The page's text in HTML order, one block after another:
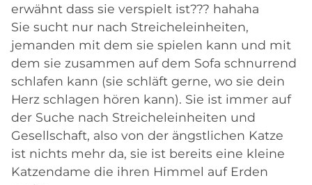
erwähnt dass sie verspielt ist??? hahaha
Sie sucht nur nach Streicheleinheiten,
jemanden mit dem sie spielen kann und mit
dem sie zusammen auf dem Sofa schnurrend
schlafen kann (sie schläft gerne, wo sie dein
Herz schlagen hören kann). Sie ist immer auf
der Suche nach Streicheleinheiten und
Gesellschaft, also von der ängstlichen Katze
ist nichts mehr da, sie ist bereits eine kleine
Katzendame die ihren Himmel auf Erden